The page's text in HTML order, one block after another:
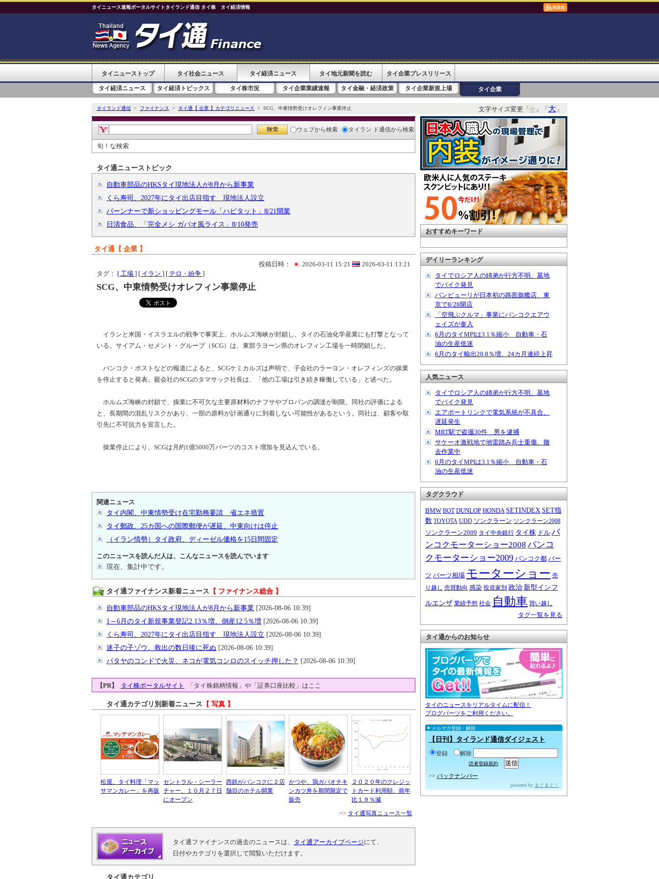
タイニュース速報ポータルサイトタイランド通信 タイ株 タイ経済情報
タイニューストップ タイ社会ニュース タイ経済ニュース タイ地元新聞を読む タイ企業プレスリリース
タイ経済ニュース タイ経済トピックス タイ株市況 タイ企業業績速報 タイ金融・経済政策 タイ企業新規上場 タイ企業
タイランド通信 > ファイナンス > タイ通【 企業 】カテゴリニュース > SCG、中東情勢受けオレフィン事業停止 文字サイズ変更「中 」「大 」
ウェブから検索 タイラン ド通信から検索
旬！な検索
タイ通ニューストピック
自動車部品のHKSタイ現地法人が8月から新事業
くら寿司、2027年にタイ出店目指す 現地法人設立
バーンナーで新ショッピングモール「ハピタット」8/21開業
日清食品、「完全メシ ガパオ風ライス」8/10発売
タイ通【 企業 】
投稿日時： 2026-03-11 15:21
2026-03-11 13:21
タグ： [ 工場 ] [ イラン ] [ テロ・紛争 ]
SCG、中東情勢受けオレフィン事業停止
イランと米国・イスラエルの戦争で事実上、ホルムズ海峡が封鎖し、タイの石油化学産業にも打撃となって
いる。サイアム・セメント・グループ（SCG）は、東部ラヨーン県のオレフィン工場を一時閉鎖した。
バンコク・ポストなどの報道によると、SCGケミカルズは声明で、子会社のラーヨン・オレフィンズの操業
を停止すると発表。親会社のSCGのタマサック社長は、「他の工場は引き続き稼働している」と述べた。
ホルムズ海峡の封鎖で、操業に不可欠な主要原材料のナフサやプロパンの調達が制限。同社の評価による
と、長期間の混乱リスクがあり、一部の原料が計画通りに到着しない可能性があるという。同社は、顧客や取
引先に不可抗力を宣言した。
操業停止により、SCGは月約1億5000万バーツのコスト増加を見込んでいる。
関連ニュース
タイ内閣、中東情勢受け在宅勤務要請 省エネ措置
タイ郵政、25カ国への国際郵便が遅延、中東向けは停止
（イラン情勢）タイ政府、ディーゼル価格を15日間固定
このニュースを読んだ人は、こんなニュースを読んでいます
現在、集計中です。
タイ通ファイナンス新着ニュース 【 ファイナンス総合 】
自動車部品のHKSタイ現地法人が8月から新事業 [2026-08-06 10:39]
1～6月のタイ新規事業登記2.13％増、倒産12.5％増 [2026-08-06 10:39]
くら寿司、2027年にタイ出店目指す 現地法人設立 [2026-08-06 10:39]
迷子の子ゾウ、救出の数日後に死ぬ [2026-08-06 10:39]
パタヤのコンドで火災、ネコが電気コンロのスイッチ押した？ [2026-08-06 10:39]
【PR】 タイ株ポータルサイト 「タイ株銘柄情報」や「証券口座比較」はここ
タイ通カテゴリ別新着ニュース 【 写真 】
松屋、タイ料理「マッ
サマンカレー」を再販
セントラル・シーラー
チャー、１０月２７日
にオープン
西鉄がバンコクに２店
舗目のホテル開業
かつや、鶏ガパオチキ
ンカツ丼を期間限定で
販売
２０２０年のクレジッ
トカード利用額、前年
比１９％減
>> タイ通写真ニュース一覧
タイ通ファイナンスの過去のニュースは、 タイ通アーカイブページにて、
日付やカテゴリを選択して閲覧いただけます。
おすすめキーワード
デイリーランキング
タイでロシア人の姉弟が行方不明、墓地
でバイク発見
パンピューリが日本初の路面旗艦店、東
京で8/28開店
「空飛ぶクルマ」事業にバンコクエアウ
ェイズが参入
6月のタイMPIは3.1％縮小 自動車・石
油の生産低迷
6月のタイ輸出20.8％増、24カ月連続上昇
人気ニュース
タイでロシア人の姉弟が行方不明、墓地
でバイク発見
エアポートリンクで電気系統が不具合、
遅延発生
MRT駅で盗撮30件 男を逮捕
サケーオ激戦地で地雷踏み兵士重傷、撤
去作業中
6月のタイMPIは3.1％縮小 自動車・石
油の生産低迷
タグクラウド
BMW BOT DUNLOP HONDA SETINDEX SET指
数 TOYOTA UDD ソンクラーン ソンクラーン2008
ソンクラーン2009 タイ中央銀行 タイ株 ドル バ
ンコクモーターショー2008 バンコ
クモーターショー2009 バンコク都 バー
ツ バーツ相場 モーターショー 売
り越し 売買動向 感染 投資家別 政治 新型インフ
ルエンザ 業績予想 社会 自動車 買い越し
タグ一覧を見る
タイ通からのお知らせ
タイのニュースをリアルタイムに配信！
ブログパーツをご利用ください。
メルマガ登録・解除
【日刊】タイランド通信ダイジェスト
登録 解除
読者登録規約
>> バックナンバー
powered by まぐまぐ！
タイ通カテゴリ